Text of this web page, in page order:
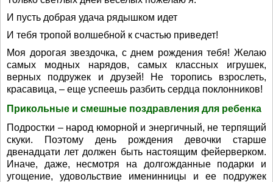
И пусть добрая удача рядышком идет
И тебя тропой волшебной к счастью приведет!
Моя дорогая звездочка, с днем рождения тебя! Желаю
самых модных нарядов, самых классных игрушек,
верных подружек и друзей! Не торопись взрослеть,
красавица, – еще успеешь разбить сердца поклонников!
Прикольные и смешные поздравления для ребенка
Подростки – народ юморной и энергичный, не терпящий
скуки. Поэтому день рождения девочки старше
двенадцати лет должен быть настоящим фейерверком.
Иначе, даже, несмотря на долгожданные подарки и
угощение, удовольствие именинницы и ее подружек